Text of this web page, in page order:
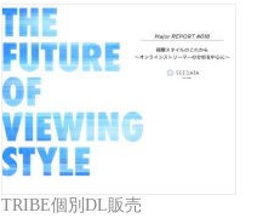
TRIBE個別DL販売